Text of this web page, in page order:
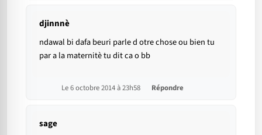
djinnnè
ndawal bi dafa beuri parle d otre chose ou bien tu
par a la maternitè tu dit ca o bb
Le 6 octobre 2014 à 23h58 Répondre
sage